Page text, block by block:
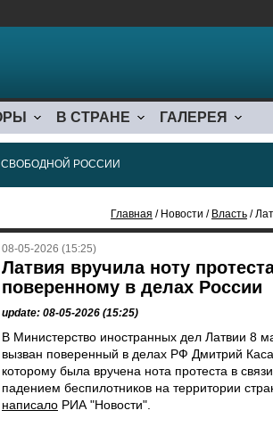
В СТРАНЕ ГАЛЕРЕЯ
РОССИИ
Главная / Новости / Власть /
08-05-2026 (15:25)
Латвия вручила ноту
поверенному в делах России
update: 08-05-2026 (15:25)
В Министерство иностранных дел Латвии 8
вызван поверенный в делах РФ Дмитрий
которому была вручена нота протеста в
падением беспилотников на территории
написало РИА "Новости".